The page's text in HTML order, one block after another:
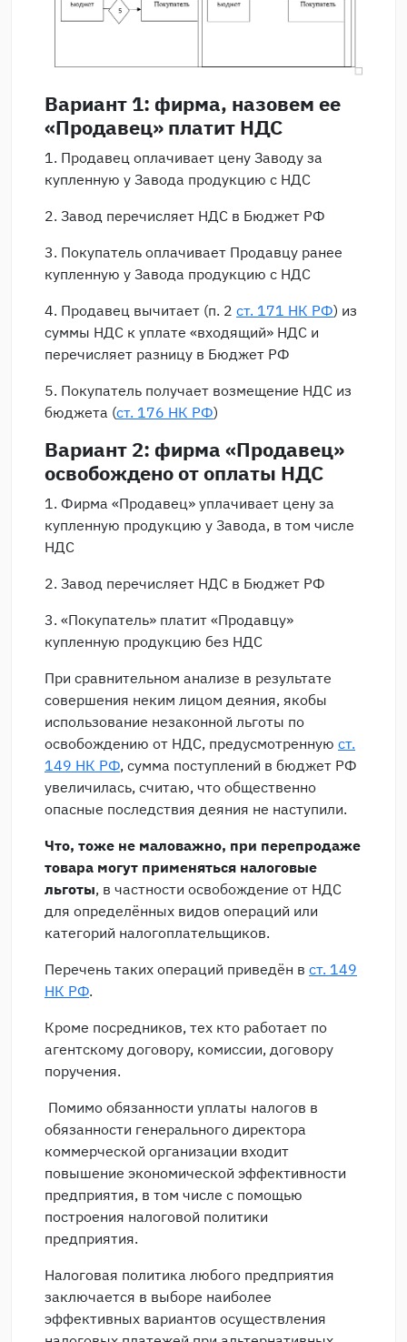
Вариант 1: фирма, назовем ее
«Продавец» платит НДС
1. Продавец оплачивает цену Заводу за
купленную у Завода продукцию с НДС
2. Завод перечисляет НДС в Бюджет РФ
3. Покупатель оплачивает Продавцу ранее
купленную у Завода продукцию с НДС
4. Продавец вычитает (п. 2 ст. 171 НК РФ) из
суммы НДС к уплате «входящий» НДС и
перечисляет разницу в Бюджет РФ
5. Покупатель получает возмещение НДС из
бюджета (ст. 176 НК РФ)
Вариант 2: фирма «Продавец»
освобождено от оплаты НДС
1. Фирма «Продавец» уплачивает цену за
купленную продукцию у Завода, в том числе
НДС
2. Завод перечисляет НДС в Бюджет РФ
3. «Покупатель» платит «Продавцу»
купленную продукцию без НДС
При сравнительном анализе в результате
совершения неким лицом деяния, якобы
использование незаконной льготы по
освобождению от НДС, предусмотренную ст.
149 НК РФ, сумма поступлений в бюджет РФ
увеличилась, считаю, что общественно
опасные последствия деяния не наступили.
Что, тоже не маловажно, при перепродаже
товара могут применяться налоговые
льготы, в частности освобождение от НДС
для определённых видов операций или
категорий налогоплательщиков.
Перечень таких операций приведён в ст. 149
НК РФ.
Кроме посредников, тех кто работает по
агентскому договору, комиссии, договору
поручения.
Помимо обязанности уплаты налогов в
обязанности генерального директора
коммерческой организации входит
повышение экономической эффективности
предприятия, в том числе с помощью
построения налоговой политики
предприятия.
Налоговая политика любого предприятия
заключается в выборе наиболее
эффективных вариантов осуществления